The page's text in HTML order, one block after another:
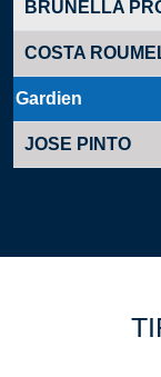
BRUNELLA
COSTA
Gardien
JOSE PINTO